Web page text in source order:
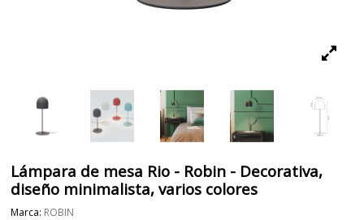
Lámpara de mesa Rio - Robin - Decorativa,
diseño minimalista, varios colores
Marca: ROBIN